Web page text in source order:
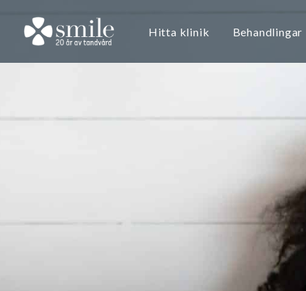
Hitta klinik Behandlingar